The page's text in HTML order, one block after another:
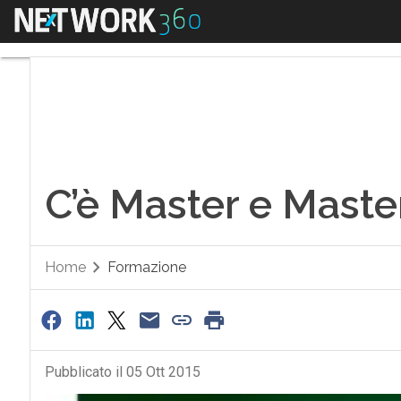
Menu
C’è Master e
Home Formazione
Pubblicato il 05 Ott 2015